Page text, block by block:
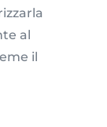
al
il